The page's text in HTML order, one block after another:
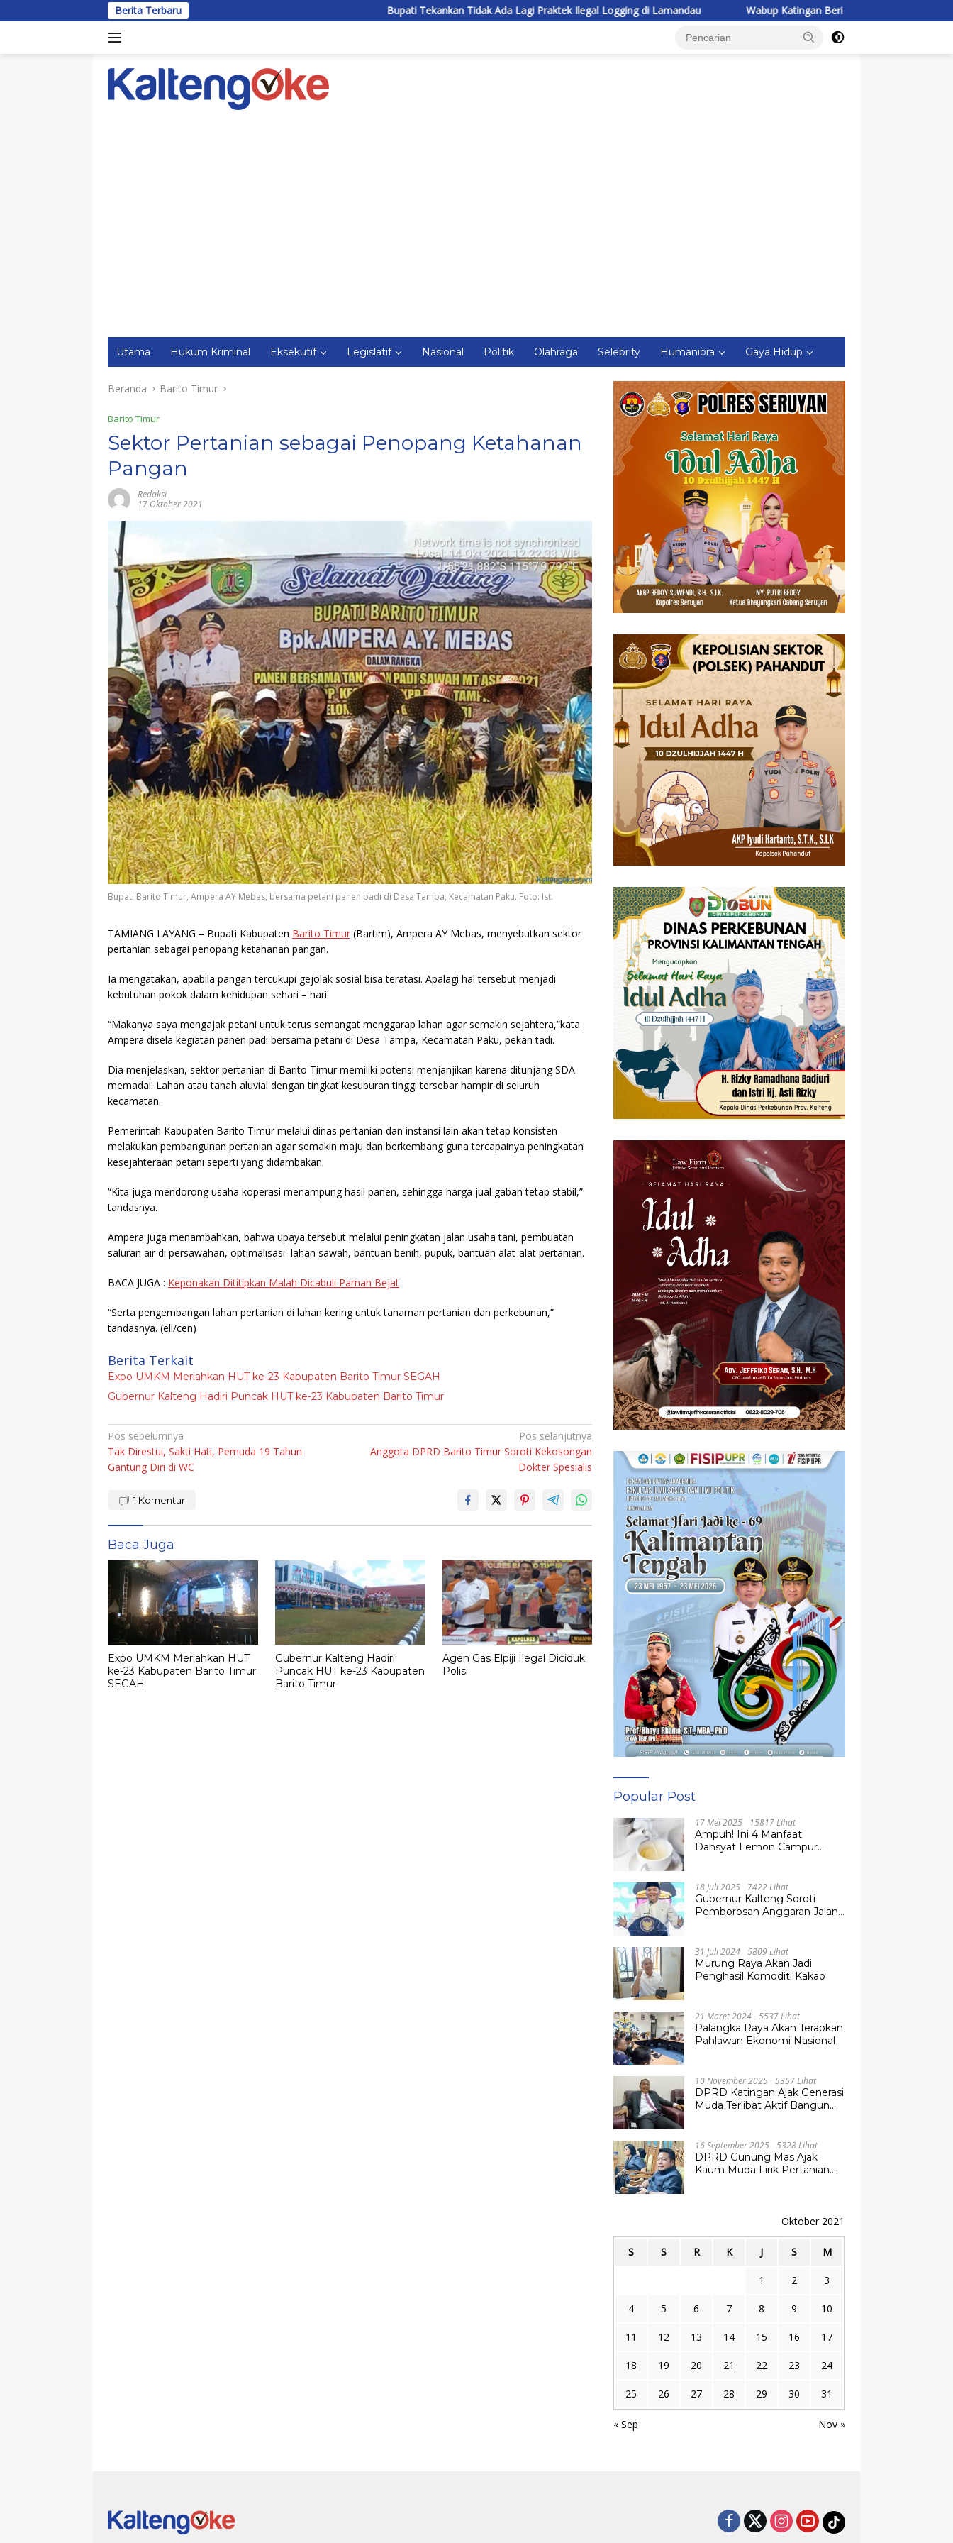
ke
Berita Terbaru Bupati Tekankan Tidak Ada Lagi Praktek Ilegal Logging di Lamandau Wabup Katingan Beri Pembekalan Kontingen Jambore
Utama Hukum Kriminal Eksekutif Legislatif Nasional Politik Olahraga Selebrity Humaniora Gaya Hidup
Beranda Barito Timur
Barito Timur
Sektor Pertanian sebagai Penopang Ketahanan
Pangan
Redaksi
17 Oktober 2021
Bupati Barito Timur, Ampera AY Mebas, bersama petani panen padi di Desa Tampa, Kecamatan Paku. Foto: Ist.
TAMIANG LAYANG – Bupati Kabupaten Barito Timur (Bartim), Ampera AY Mebas, menyebutkan sektor
pertanian sebagai penopang ketahanan pangan.
Ia mengatakan, apabila pangan tercukupi gejolak sosial bisa teratasi. Apalagi hal tersebut menjadi
kebutuhan pokok dalam kehidupan sehari – hari.
“Makanya saya mengajak petani untuk terus semangat menggarap lahan agar semakin sejahtera,”kata
Ampera disela kegiatan panen padi bersama petani di Desa Tampa, Kecamatan Paku, pekan tadi.
Dia menjelaskan, sektor pertanian di Barito Timur memiliki potensi menjanjikan karena ditunjang SDA
memadai. Lahan atau tanah aluvial dengan tingkat kesuburan tinggi tersebar hampir di seluruh
kecamatan.
Pemerintah Kabupaten Barito Timur melalui dinas pertanian dan instansi lain akan tetap konsisten
melakukan pembangunan pertanian agar semakin maju dan berkembang guna tercapainya peningkatan
kesejahteraan petani seperti yang didambakan.
“Kita juga mendorong usaha koperasi menampung hasil panen, sehingga harga jual gabah tetap stabil,”
tandasnya.
Ampera juga menambahkan, bahwa upaya tersebut melalui peningkatan jalan usaha tani, pembuatan
saluran air di persawahan, optimalisasi lahan sawah, bantuan benih, pupuk, bantuan alat-alat pertanian.
BACA JUGA : Keponakan Dititipkan Malah Dicabuli Paman Bejat
“Serta pengembangan lahan pertanian di lahan kering untuk tanaman pertanian dan perkebunan,”
tandasnya. (ell/cen)
Berita Terkait
Expo UMKM Meriahkan HUT ke-23 Kabupaten Barito Timur SEGAH
Gubernur Kalteng Hadiri Puncak HUT ke-23 Kabupaten Barito Timur
Navigasi
pos
Pos sebelumnya
Tak Direstui, Sakti Hati, Pemuda 19 Tahun
Gantung Diri di WC
Pos selanjutnya
Anggota DPRD Barito Timur Soroti Kekosongan
Dokter Spesialis
1 Komentar
Baca Juga
Expo UMKM Meriahkan HUT
ke-23 Kabupaten Barito Timur
SEGAH
Gubernur Kalteng Hadiri
Puncak HUT ke-23 Kabupaten
Barito Timur
Agen Gas Elpiji Ilegal Diciduk
Polisi
Popular Post
17 Mei 2025 15817 Lihat
Ampuh! Ini 4 Manfaat
Dahsyat Lemon Campur
18 Juli 2025 7422 Lihat
Gubernur Kalteng Soroti
Pemborosan Anggaran Jalan
31 Juli 2024 5809 Lihat
Murung Raya Akan Jadi
Penghasil Komoditi Kakao
21 Maret 2024 5537 Lihat
Palangka Raya Akan Terapkan
Pahlawan Ekonomi Nasional
10 November 2025 5357 Lihat
DPRD Katingan Ajak Generasi
Muda Terlibat Aktif Bangun
16 September 2025 5328 Lihat
DPRD Gunung Mas Ajak
Kaum Muda Lirik Pertanian
Oktober 2021
S S R K J S M
1 2 3
4 5 6 7 8 9 10
11 12 13 14 15 16 17
18 19 20 21 22 23 24
25 26 27 28 29 30 31
« Sep Nov »